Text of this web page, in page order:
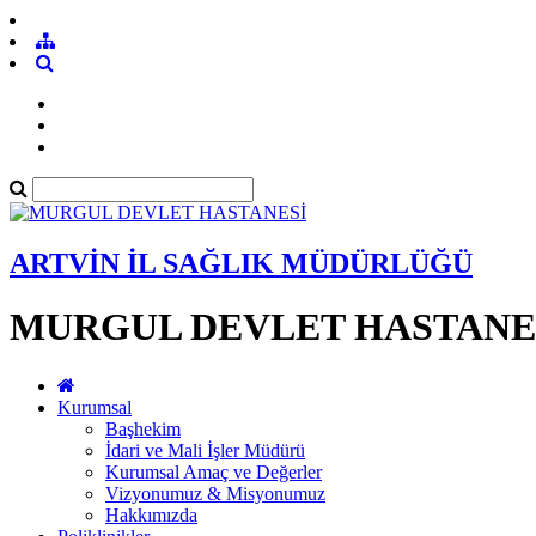
ARTVİN İL SAĞLIK MÜDÜRLÜĞÜ
MURGUL DEVLET
Kurumsal
Başhekim
İdari ve Mali İşler Müdürü
Kurumsal Amaç ve Değerler
Vizyonumuz & Misyonumuz
Hakkımızda